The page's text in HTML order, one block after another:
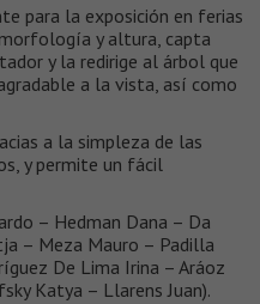
para la exposición en ferias
y altura, capta
y la redirige al árbol que
a la vista, así como
a la simpleza de las
y permite un fácil
– Hedman Dana – Da
– Meza Mauro – Padilla
De Lima Irina – Aráoz
Katya – Llarens Juan).